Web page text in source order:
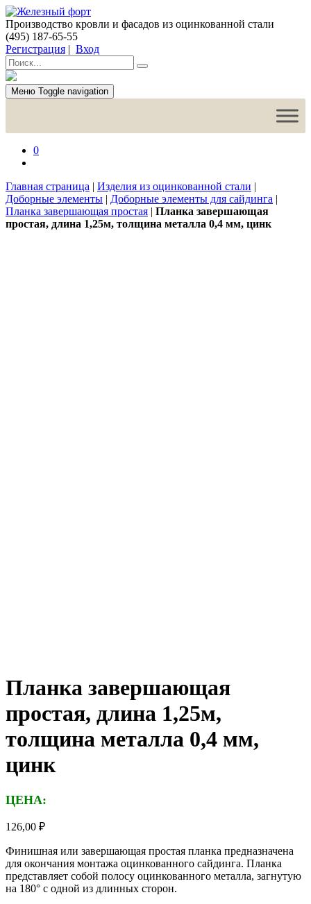
Производство кровли и фасадов из оцинкованной стали
(495) 187-65-55
Регистрация | Вход
Меню Toggle navigation
0
Главная страница | Изделия из оцинкованной стали |
Доборные элементы | Доборные элементы для сайдинга |
Планка завершающая простая | Планка завершающая
простая, длина 1,25м, толщина металла 0,4 мм, цинк
Планка завершающая
простая, длина 1,25м,
толщина металла 0,4 мм,
цинк
ЦЕНА:
126,00 ₽
Финишная или завершающая простая планка предназначена
для окончания монтажа оцинкованного сайдинга. Планка
представляет собой полосу оцинкованного металла, загнутую
на 180° с одной из длинных сторон.